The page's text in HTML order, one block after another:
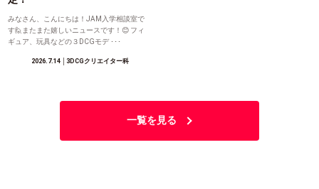
みなさん、こんにちは！JAM入学相談室で
す🙋またまた嬉しいニュースです！😊 フィ
ギュア、玩具などの３DCGモデ ･･･
2026.7.14│3DCGクリエイター科
一覧を見る